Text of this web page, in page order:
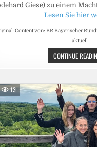
Giese) zu einem
Lesen Sie hier
Content von: BR Bayerischer
aktuell
CONTINUE
13